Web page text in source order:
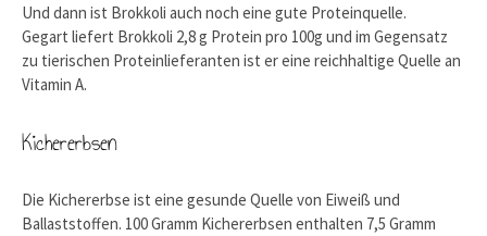
Und dann ist Brokkoli auch noch eine gute Proteinquelle.
Gegart liefert Brokkoli 2,8 g Protein pro 100g und im Gegensatz
zu tierischen Proteinlieferanten ist er eine reichhaltige Quelle an
Vitamin A.
Kichererbsen
Die Kichererbse ist eine gesunde Quelle von Eiweiß und
Ballaststoffen. 100 Gramm Kichererbsen enthalten 7,5 Gramm